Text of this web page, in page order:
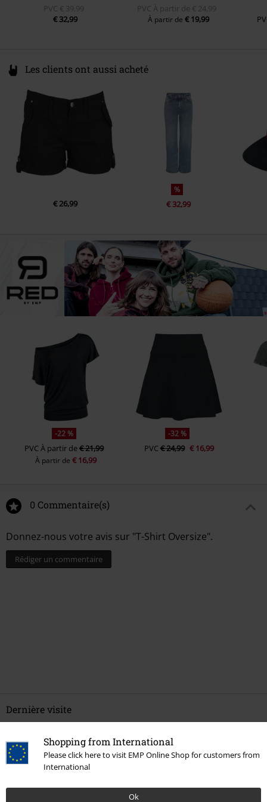
Shopping from International
Please click here to visit EMP Online Shop for customers from
International
Ok
PVC € 39,99
€ 32,99
PVC À partir de € 24,99
À partir de € 19,99
Les clients ont aussi acheté
€ 26,99
%
€ 32,99
-22 %
PVCÀ partir de€ 21,99
À partir de € 16,99
-32 %
PVC€ 24,99 € 16,99
0 Commentaire(s)
Donnez-nous votre avis sur "T-Shirt Oversize".
Rédiger un commentaire
Dernière visite